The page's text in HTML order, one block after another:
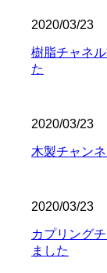
2020/03/23
樹脂チャネ
た
2020/03/23
木製チャン
2020/03/23
カプリング
ました